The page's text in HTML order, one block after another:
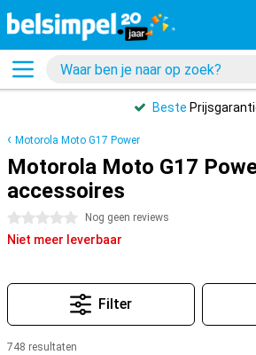
Beste
Motorola Moto G17 Power
Motorola Moto G17
accessoires
0 sterren Nog geen reviews
Niet meer leverbaar
Filter
748 resultaten